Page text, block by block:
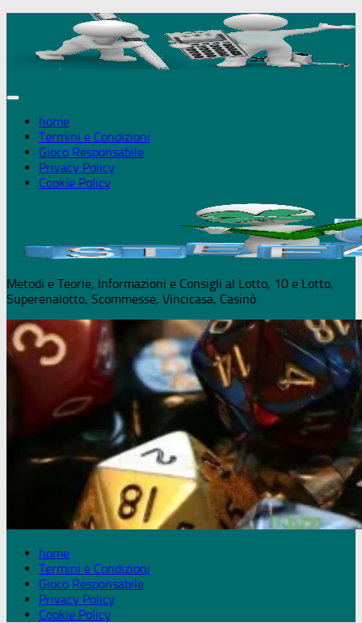
contenuto
home
Termini e Condizioni
Gioco Responsabile
Privacy Policy
Cookie Policy
Metodi e Teorie, Informazioni e Consigli al Lotto, 10 e Lotto,
Superenalotto, Scommesse, Vincicasa, Casinò
home
Termini e Condizioni
Gioco Responsabile
Privacy Policy
Cookie Policy
+18 Puoi giocare solo se maggiorenne